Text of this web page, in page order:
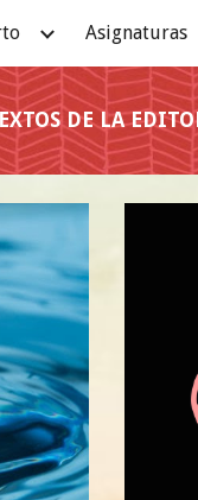
Asignaturas
DE LA